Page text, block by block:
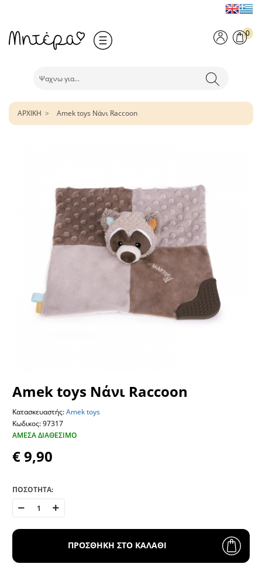
0
ΑΡΧΙΚΗ Amek toys Νάνι Raccoon
Amek toys Νάνι Raccoon
Κατασκευαστής:Amek toys
Κωδικος: 97317
ΆΜΕΣΑ ΔΙΑΘΈΣΙΜΟ
€ 9,90
ΠΟΣΟΤΗΤΑ:
ΠΡΟΣΘΗΚΗ ΣΤΟ ΚΑΛΑΘΙ